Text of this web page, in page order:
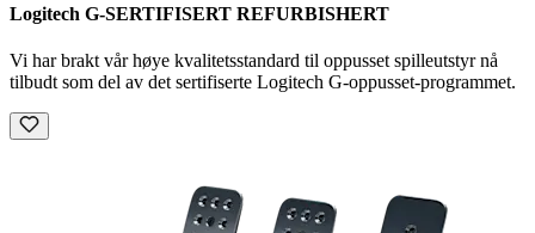
Logitech G-SERTIFISERT REFURBISHERT
Vi har brakt vår høye kvalitetsstandard til oppusset spilleutstyr nå
tilbudt som del av det sertifiserte Logitech G-oppusset-programmet.